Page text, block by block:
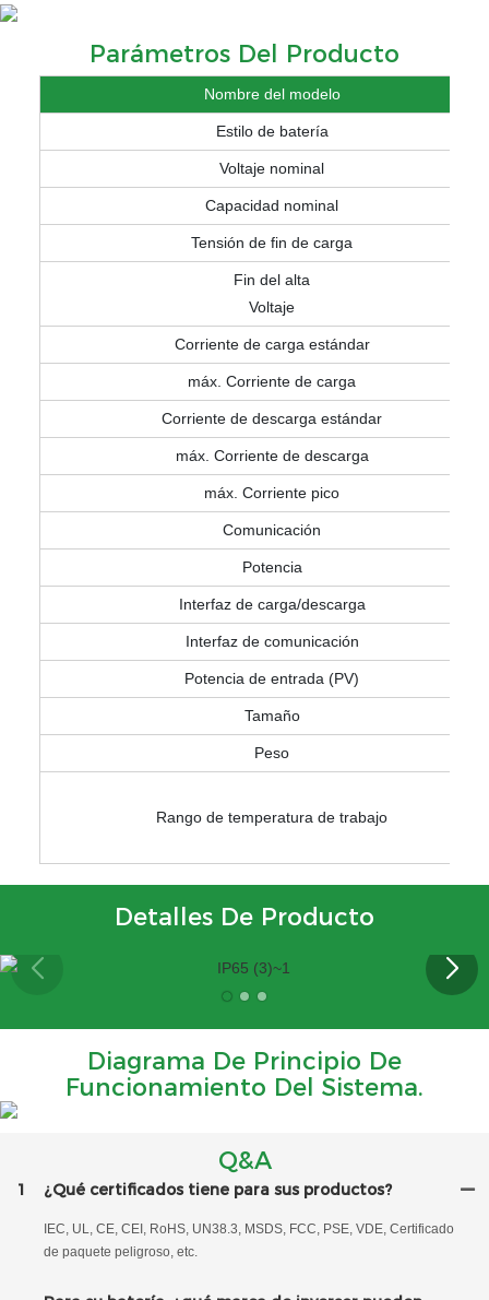
Parámetros Del Producto
Nombre del modelo
Estilo de batería
Voltaje nominal
Capacidad nominal
Tensión de fin de carga
Fin del alta
Voltaje
Corriente de carga estándar
máx. Corriente de carga
Corriente de descarga estándar
máx. Corriente de descarga
máx. Corriente pico
Comunicación
Potencia
Interfaz de carga/descarga
Interfaz de comunicación
Potencia de entrada (PV)
Tamaño
Peso
Rango de temperatura de trabajo
Detalles De Producto
Diagrama De Principio De
Funcionamiento Del Sistema.
Q&A
1 ¿Qué certificados tiene para sus productos?
IEC, UL, CE, CEI, RoHS, UN38.3, MSDS, FCC, PSE, VDE, Certificado
de paquete peligroso, etc.